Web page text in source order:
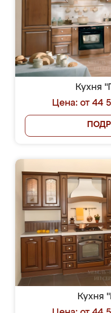
Кухня
Цена: от 44
Кухня